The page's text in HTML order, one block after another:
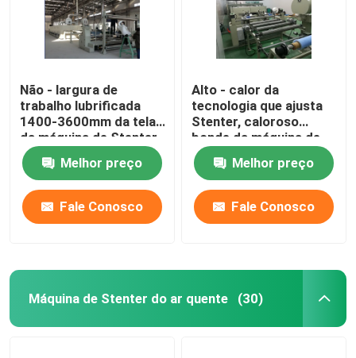
Não - largura de
trabalho lubrificada
1400-3600mm da tela
da máquina de Stenter
da tela do trilho
Melhor preço
Fale Conosco
Alto - calor da
tecnologia que ajusta
Stenter, caloroso
bonde da máquina de
Stenter da tela
Melhor preço
Fale Conosco
Máquina de Stenter do ar quente (30)